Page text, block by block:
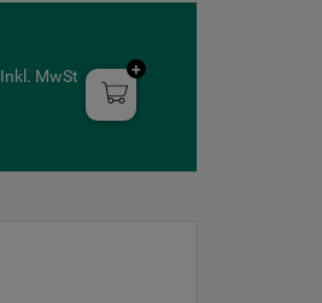
Inkl. MwSt